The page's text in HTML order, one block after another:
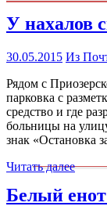
У нахалов
30.05.2015 Из
Рядом с
парковка с
средство и где
больницы на
знак «Остановка
Читать далее
Белый